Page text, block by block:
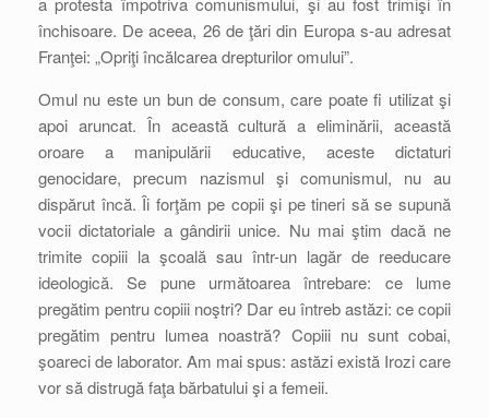
închisoare. De aceea, 26 de ţări din Europa s-au adresat
Franţei: „Opriţi încălcarea drepturilor omului”.
Omul nu este un bun de consum, care poate fi utilizat şi
apoi aruncat. În această cultură a eliminării, această
oroare a manipulării educative, aceste dictaturi
genocidare, precum nazismul şi comunismul, nu au
dispărut încă. Îi forţăm pe copii şi pe tineri să se supună
vocii dictatoriale a gândirii unice. Nu mai ştim dacă ne
trimite copiii la şcoală sau într-un lagăr de reeducare
ideologică. Se pune următoarea întrebare: ce lume
pregătim pentru copiii noştri? Dar eu întreb astăzi: ce copii
pregătim pentru lumea noastră? Copiii nu sunt cobai,
şoareci de laborator. Am mai spus: astăzi există Irozi care
vor să distrugă faţa bărbatului şi a femeii.